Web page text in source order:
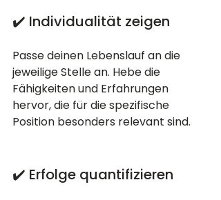
✔️ Individualität zeigen
Passe deinen Lebenslauf an die
jeweilige Stelle an. Hebe die
Fähigkeiten und Erfahrungen
hervor, die für die spezifische
Position besonders relevant sind.
✔️ Erfolge quantifizieren